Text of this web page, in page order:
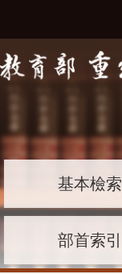
基本檢索
部首索引